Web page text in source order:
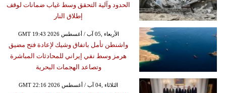
الحدود وآلية التحقق وسط غياب ضمانات لوقف
إطلاق النار
GMT 19:43 2026 الأربعاء ,05 آب / أغسطس
واشنطن تأمل باتفاق وشيك لإعادة فتح مضيق
هرمز وسط نفي إيراني للمحادثات المباشرة
وتصاعد الهجمات البحرية
GMT 22:16 2026 الثلاثاء ,04 آب / أغسطس